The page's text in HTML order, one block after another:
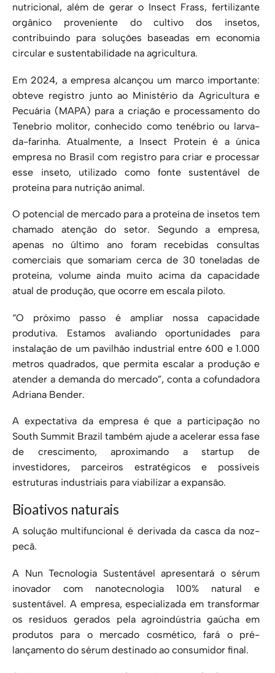
nutricional, além de gerar o Insect Frass, fertilizante
orgânico proveniente do cultivo dos insetos,
contribuindo para soluções baseadas em economia
circular e sustentabilidade na agricultura.
Em 2024, a empresa alcançou um marco importante:
obteve registro junto ao Ministério da Agricultura e
Pecuária (MAPA) para a criação e processamento do
Tenebrio molitor, conhecido como tenébrio ou larva-
da-farinha. Atualmente, a Insect Protein é a única
empresa no Brasil com registro para criar e processar
esse inseto, utilizado como fonte sustentável de
proteína para nutrição animal.
O potencial de mercado para a proteína de insetos tem
chamado atenção do setor. Segundo a empresa,
apenas no último ano foram recebidas consultas
comerciais que somariam cerca de 30 toneladas de
proteína, volume ainda muito acima da capacidade
atual de produção, que ocorre em escala piloto.
“O próximo passo é ampliar nossa capacidade
produtiva. Estamos avaliando oportunidades para
instalação de um pavilhão industrial entre 600 e 1.000
metros quadrados, que permita escalar a produção e
atender a demanda do mercado”, conta a cofundadora
Adriana Bender.
A expectativa da empresa é que a participação no
South Summit Brazil também ajude a acelerar essa fase
de crescimento, aproximando a startup de
investidores, parceiros estratégicos e possíveis
estruturas industriais para viabilizar a expansão.
Bioativos naturais
A solução multifuncional é derivada da casca da noz-
pecã.
A Nun Tecnologia Sustentável apresentará o sérum
inovador com nanotecnologia 100% natural e
sustentável. A empresa, especializada em transformar
os resíduos gerados pela agroindústria gaúcha em
produtos para o mercado cosmético, fará o pré-
lançamento do sérum destinado ao consumidor final.